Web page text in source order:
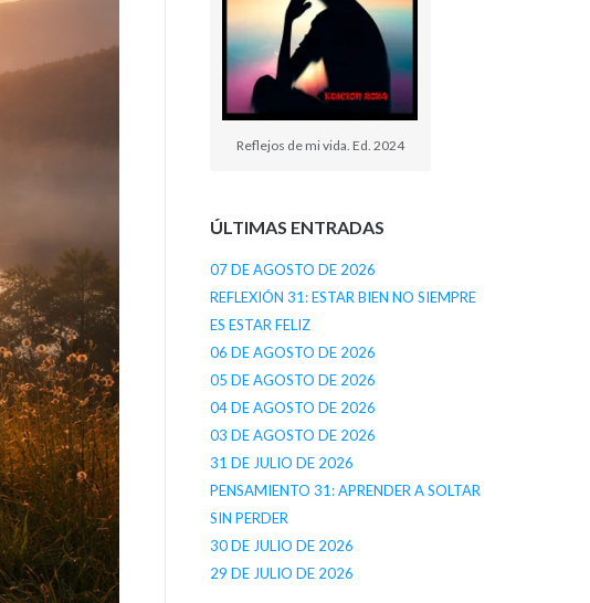
Reflejos de mi vida. Ed. 2024
ÚLTIMAS ENTRADAS
07 DE AGOSTO DE 2026
REFLEXIÓN 31: ESTAR BIEN NO SIEMPRE
ES ESTAR FELIZ
06 DE AGOSTO DE 2026
05 DE AGOSTO DE 2026
04 DE AGOSTO DE 2026
03 DE AGOSTO DE 2026
31 DE JULIO DE 2026
PENSAMIENTO 31: APRENDER A SOLTAR
SIN PERDER
30 DE JULIO DE 2026
29 DE JULIO DE 2026